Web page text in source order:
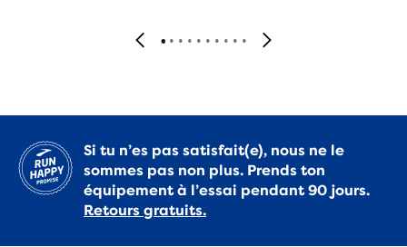
Si tu n’es pas satisfait(e), nous ne le
sommes pas non plus. Prends ton
équipement à l’essai pendant 90 jours.
Retours gratuits.